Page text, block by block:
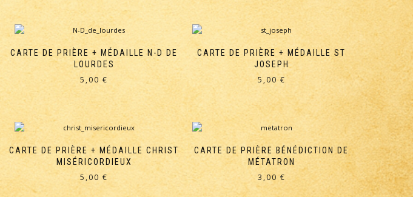
CARTE DE PRIÈRE + MÉDAILLE N-D DE
LOURDES
5,00€
CARTE DE PRIÈRE + MÉDAILLE ST
JOSEPH
5,00€
CARTE DE PRIÈRE + MÉDAILLE CHRIST
MISÉRICORDIEUX
5,00€
CARTE DE PRIÈRE BÉNÉDICTION DE
MÉTATRON
3,00 €